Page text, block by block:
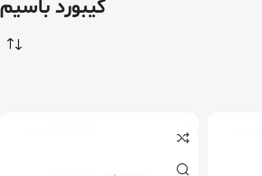
کیبورد باسیم